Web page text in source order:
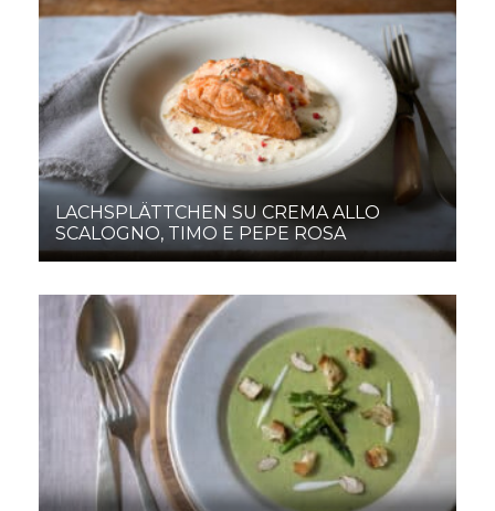
LACHSPLÄTTCHEN SU CREMA ALLO
SCALOGNO, TIMO E PEPE ROSA